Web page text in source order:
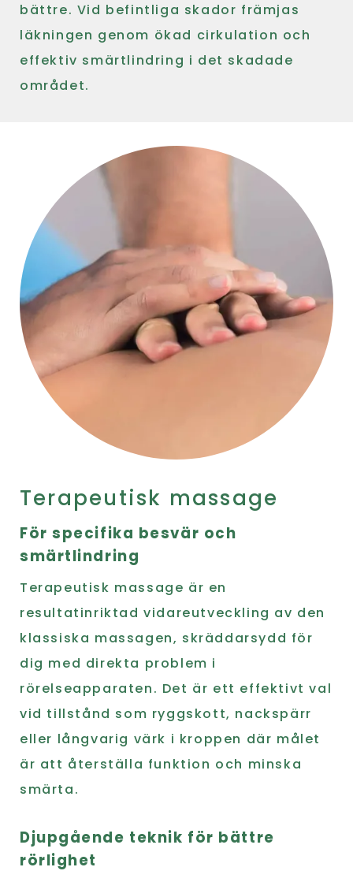
bättre. Vid befintliga skador främjas
läkningen genom ökad cirkulation och
effektiv smärtlindring i det skadade
området.
Terapeutisk massage
För specifika besvär och
smärtlindring
Terapeutisk massage är en
resultatinriktad vidareutveckling av den
klassiska massagen, skräddarsydd för
dig med direkta problem i
rörelseapparaten. Det är ett effektivt val
vid tillstånd som ryggskott, nackspärr
eller långvarig värk i kroppen där målet
är att återställa funktion och minska
smärta.
Djupgående teknik för bättre
rörlighet